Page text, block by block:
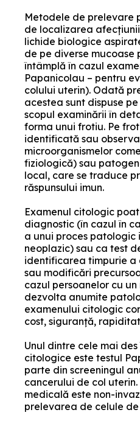
Metodele de prelevare
de localizarea
lichide biologice
de pe diverse mucoase
întâmplă în cazul
Papanicolau – pentru
colului uterin). Odată
acestea sunt dispuse
scopul examinării în
forma unui frotiu. Pe
identificată sau
microorganismelor
fiziologică) sau
local, care se traduce
răspunsului imun.
Examenul citologic
diagnostic (în cazul în
a unui proces patologic
neoplazic) sau ca test
identificarea timpurie a
sau modificări
cazul persoanelor cu
dezvolta anumite
examenului citologic
cost, siguranță,
Unul dintre cele mai
citologice este testul
parte din screeningul
cancerului de col
medicală este non-
prelevarea de celule